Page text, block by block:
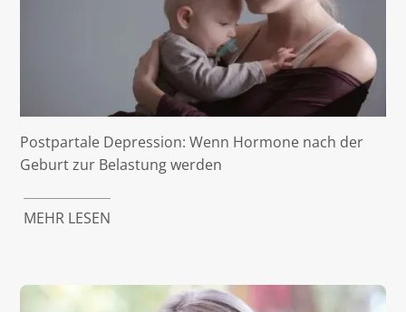
Postpartale Depression: Wenn Hormone nach der
Geburt zur Belastung werden
MEHR LESEN